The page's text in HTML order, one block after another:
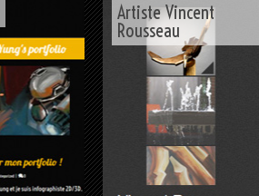
Artiste Vincent
Rousseau